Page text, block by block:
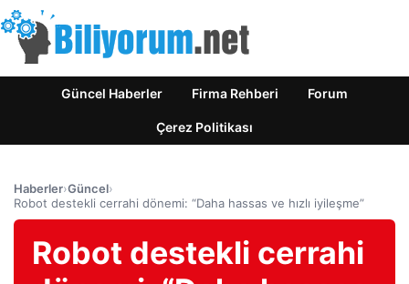
Güncel Haberler Firma Rehberi Forum
Çerez Politikası
Haberler›Güncel›
Robot destekli cerrahi dönemi: “Daha hassas ve hızlı iyileşme”
Robot destekli cerrahi